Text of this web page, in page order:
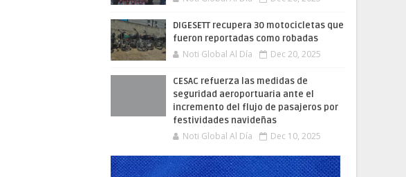
DIGESETT recupera 30 motocicletas que
fueron reportadas como robadas
Noti Global Al Día Dec 20, 2025
CESAC refuerza las medidas de
seguridad aeroportuaria ante el
incremento del flujo de pasajeros por
festividades navideñas
Noti Global Al Día Dec 10, 2025